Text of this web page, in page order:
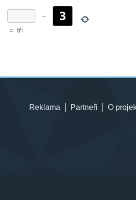
−
= tři
Reklama Partneři O